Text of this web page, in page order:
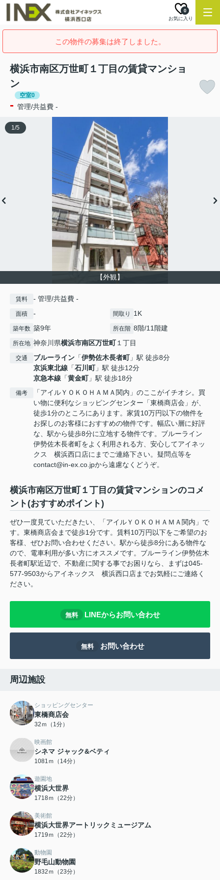
お気に入り
0
この物件の募集は終了しました。
横浜市南区万世町１丁目の賃貸マンショ
ン
空室0
- 管理/共益費 -
【外観】
1/5
賃料 - 管理/共益費 -
面積 - 間取り 1K
築年数 築9年 所在階 8階/11階建
所在地 神奈川県横浜市南区万世町１丁目
交通 ブルーライン 「伊勢佐木長者町」駅 徒歩8分
京浜東北線 「石川町」駅 徒歩12分
京急本線 「黄金町」駅 徒歩18分
備考
「アイルＹＯＫＯＨＡＭＡ関内」のここがイチオシ。買
い物に便利なショッピングセンター「東橋商店会」が、
徒歩1分のところにあります。家賃10万円以下の物件を
お探しのお客様におすすめの物件です。幅広い層に好評
な、駅から徒歩8分に立地する物件です。ブルーライン
伊勢佐木長者町をよく利用される方、安心してアイネッ
クス 横浜西口店にまでご連絡下さい。疑問点等を
contact@in-ex.co.jpから遠慮なくどうぞ。
横浜市南区万世町１丁目の賃貸マンションのコメ
ント(おすすめポイント)
ぜひ一度見ていただきたい、「アイルＹＯＫＯＨＡＭＡ関内」で
す。東橋商店会まで徒歩1分です。賃料10万円以下をご希望のお
客様、ぜひお問い合わせください。駅から徒歩8分にある物件な
ので、電車利用が多い方にオススメです。ブルーライン伊勢佐木
長者町駅近辺で、不動産に関する事でお困りなら、まずは045-
577-9503からアイネックス 横浜西口店までお気軽にご連絡く
ださい。
無料 LINEからお問い合わせ
無料 お問い合わせ
周辺施設
ショッピングセンター
東橋商店会
32ｍ（1分）
映画館
シネマ ジャック&ベティ
1081ｍ（14分）
遊園地
横浜大世界
1718ｍ（22分）
美術館
横浜大世界アートリックミュージアム
1719ｍ（22分）
動物園
野毛山動物園
1832ｍ（23分）